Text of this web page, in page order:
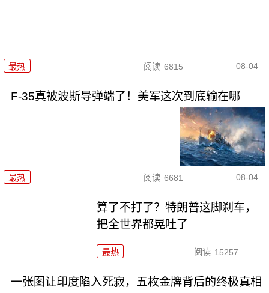
最热 阅读 6815 08-04
F-35真被波斯导弹端了！美军这次到底输在哪
最热 阅读 6681 08-04
算了不打了？特朗普这脚刹车，
把全世界都晃吐了
最热 阅读 15257
一张图让印度陷入死寂，五枚金牌背后的终极真相